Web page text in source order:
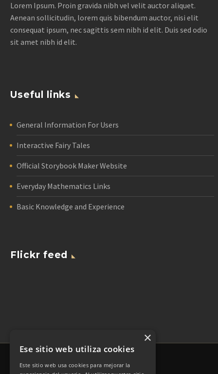
Lorem Ipsum. Proin gravida nibh vel velit auctor aliquet.
Aenean sollicitudin, lorem quis bibendum auctor, nisi elit
consequat ipsum, nec sagittis sem nibh id elit. Duis sed odio
sit amet nibh id elit.
Useful links
General Information For Users
Interactive Fairy Tales
Official Storybook Maker Website
Everyday Mathematics Links
Basic Knowledge and Experience
Flickr feed
×
Ese sitio web utiliza cookies
Este sitio web usa cookies para mejorar la